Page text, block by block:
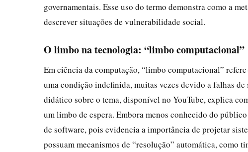
governamentais. Esse uso do termo demonstra como a
descrever situações de vulnerabilidade social.
O limbo na tecnologia: “limbo computacional”
Em ciência da computação, “limbo computacional”
uma condição indefinida, muitas vezes devido a falhas
didático sobre o tema, disponível no YouTube, explica
um limbo de espera. Embora menos conhecido do
de software, pois evidencia a importância de projetar
possuam mecanismos de “resolução” automática, como